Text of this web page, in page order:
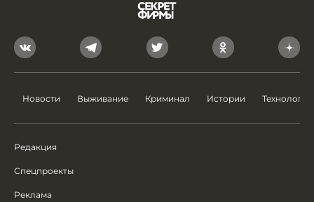
Новости Выживание Криминал Истории Технологии
Редакция
Спецпроекты
Реклама